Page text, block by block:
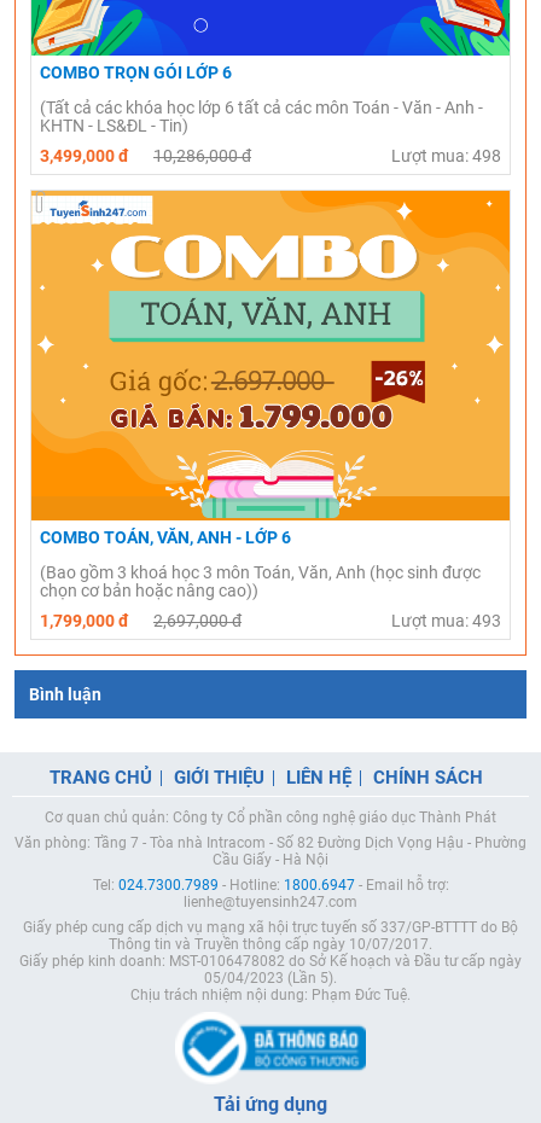
COMBO TRỌN GÓI LỚP 6
(Tất cả các khóa học lớp 6 tất cả các môn Toán - Văn - Anh -
KHTN - LS&ĐL - Tin)
3,499,000 đ
10,286,000 đ Lượt mua: 498
COMBO TOÁN, VĂN, ANH - LỚP 6
(Bao gồm 3 khoá học 3 môn Toán, Văn, Anh (học sinh được
chọn cơ bản hoặc nâng cao))
1,799,000 đ
2,697,000 đ Lượt mua: 493
Bình luận
TRANG CHỦ GIỚI THIỆU LIÊN HỆ CHÍNH SÁCH
Cơ quan chủ quản: Công ty Cổ phần công nghệ giáo dục Thành Phát
Văn phòng: Tầng 7 - Tòa nhà Intracom - Số 82 Đường Dịch Vọng Hậu - Phường
Cầu Giấy - Hà Nội
Tel: 024.7300.7989 - Hotline: 1800.6947- Email hỗ trợ:
lienhe@tuyensinh247.com
Giấy phép cung cấp dịch vụ mạng xã hội trực tuyến số 337/GP-BTTTT do Bộ
Thông tin và Truyền thông cấp ngày 10/07/2017.
Giấy phép kinh doanh: MST-0106478082 do Sở Kế hoạch và Đầu tư cấp ngày
05/04/2023 (Lần 5).
Chịu trách nhiệm nội dung: Phạm Đức Tuệ.
Tải ứng dụng